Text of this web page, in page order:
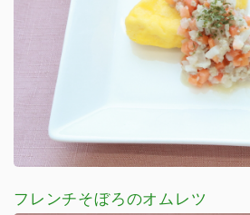
フレンチそぼろのオムレツ